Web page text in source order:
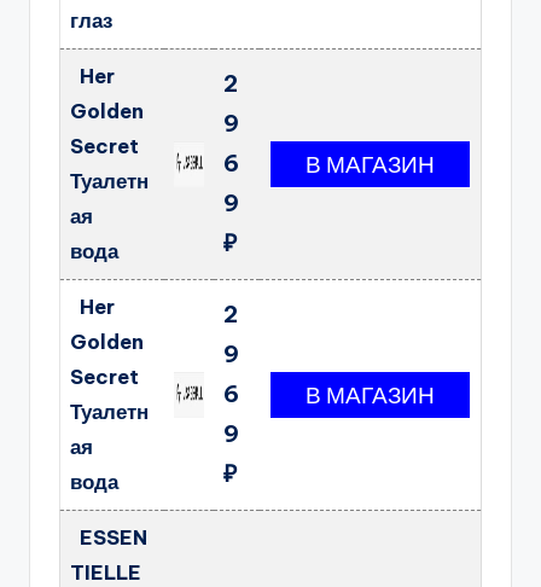
глаз
Her
Golden
Secret
Туалетн
ая
вода
2
9
6
9
₽
Her
Golden
Secret
Туалетн
ая
вода
2
9
6
9
₽
ESSEN
TIELLE